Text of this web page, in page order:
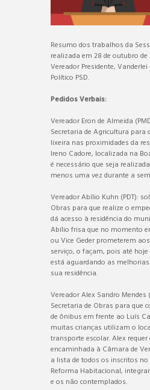
Resumo dos trabalhos da
realizada em 28 de outubro de
Vereador Presidente,
Político PSD.
Pedidos Verbais:
Vereador Eron de Almeida
Secretaria de Agricultura
lixeira nas proximidades da
Ireno Cadore, localizada na
é necessário que seja
menos uma vez durante a
Vereador Abílio Kuhn (PDT):
Obras para que realize o
dá acesso à residência do
Abílio frisa que no momento
ou Vice Geder prometerem
serviço, o façam, pois até
está aguardando as
sua residência.
Vereador Alex Sandro Mendes
Secretaria de Obras para que
de ônibus em frente ao Luís
muitas crianças utilizam o
transporte escolar. Alex requer
encaminhada à Câmara de
a lista de todos os inscritos no
Reforma Habitacional,
e os não contemplados.